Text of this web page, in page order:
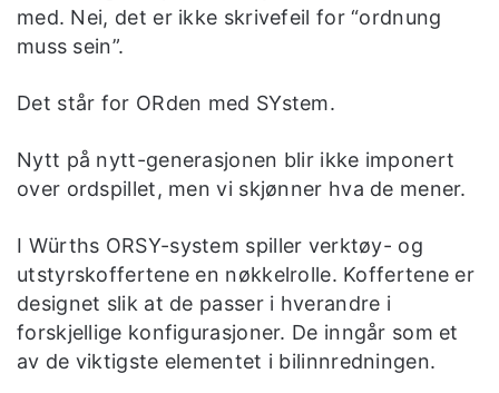
med. Nei, det er ikke skrivefeil for “ordnung
muss sein”.
Det står for ORden med SYstem.
Nytt på nytt-generasjonen blir ikke imponert
over ordspillet, men vi skjønner hva de mener.
I Würths ORSY-system spiller verktøy- og
utstyrskoffertene en nøkkelrolle. Koffertene er
designet slik at de passer i hverandre i
forskjellige konfigurasjoner. De inngår som et
av de viktigste elementet i bilinnredningen.